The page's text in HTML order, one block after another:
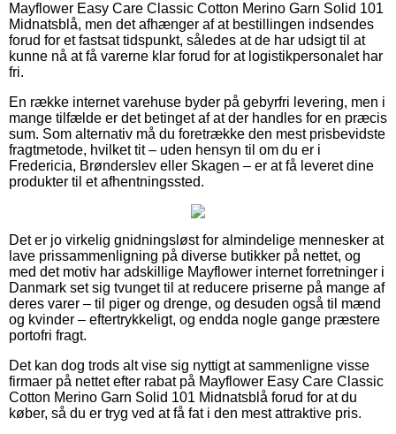
Mayflower Easy Care Classic Cotton Merino Garn Solid 101
Midnatsblå, men det afhænger af at bestillingen indsendes
forud for et fastsat tidspunkt, således at de har udsigt til at
kunne nå at få varerne klar forud for at logistikpersonalet har
fri.
En række internet varehuse byder på gebyrfri levering, men i
mange tilfælde er det betinget af at der handles for en præcis
sum. Som alternativ må du foretrække den mest prisbevidste
fragtmetode, hvilket tit – uden hensyn til om du er i
Fredericia, Brønderslev eller Skagen – er at få leveret dine
produkter til et afhentningssted.
Det er jo virkelig gnidningsløst for almindelige mennesker at
lave prissammenligning på diverse butikker på nettet, og
med det motiv har adskillige Mayflower internet forretninger i
Danmark set sig tvunget til at reducere priserne på mange af
deres varer – til piger og drenge, og desuden også til mænd
og kvinder – eftertrykkeligt, og endda nogle gange præstere
portofri fragt.
Det kan dog trods alt vise sig nyttigt at sammenligne visse
firmaer på nettet efter rabat på Mayflower Easy Care Classic
Cotton Merino Garn Solid 101 Midnatsblå forud for at du
køber, så du er tryg ved at få fat i den mest attraktive pris.